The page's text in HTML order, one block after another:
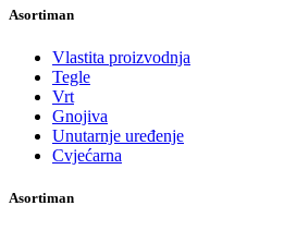
Asortiman
Vlastita proizvodnja
Tegle
Vrt
Gnojiva
Unutarnje uređenje
Cvjećarna
Asortiman